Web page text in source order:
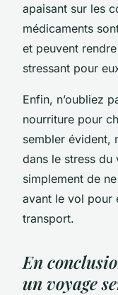
apaisant sur les
médicaments
et peuvent
stressant pour
Enfin, n’oubliez
nourriture pour
sembler évident,
dans le stress du
simplement de
avant le vol pour
transport.
En
un voyage